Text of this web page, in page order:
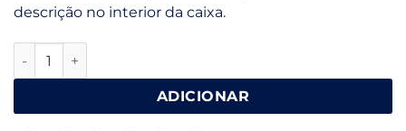
descrição no interior da caixa.
Quantidade de Anna Green
ADICIONAR